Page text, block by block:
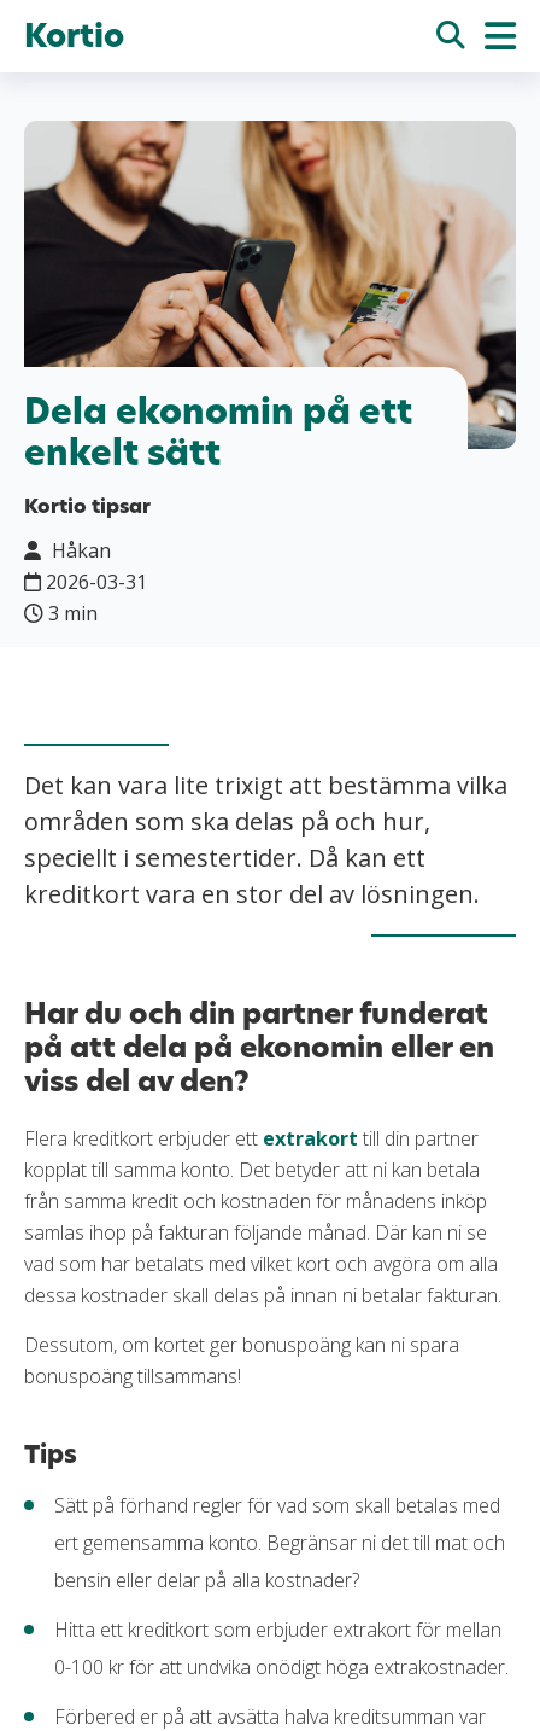
Kortio
Dela ekonomin på ett
enkelt sätt
Kortio tipsar
Håkan
2026-03-31
3 min
Det kan vara lite trixigt att bestämma vilka
områden som ska delas på och hur,
speciellt i semestertider. Då kan ett
kreditkort vara en stor del av lösningen.
Har du och din partner funderat
på att dela på ekonomin eller en
viss del av den?
Flera kreditkort erbjuder ett extrakort till din partner
kopplat till samma konto. Det betyder att ni kan betala
från samma kredit och kostnaden för månadens inköp
samlas ihop på fakturan följande månad. Där kan ni se
vad som har betalats med vilket kort och avgöra om alla
dessa kostnader skall delas på innan ni betalar fakturan.
Dessutom, om kortet ger bonuspoäng kan ni spara
bonuspoäng tillsammans!
Tips
Sätt på förhand regler för vad som skall betalas med
ert gemensamma konto. Begränsar ni det till mat och
bensin eller delar på alla kostnader?
Hitta ett kreditkort som erbjuder extrakort för mellan
0-100 kr för att undvika onödigt höga extrakostnader.
Förbered er på att avsätta halva kreditsumman var